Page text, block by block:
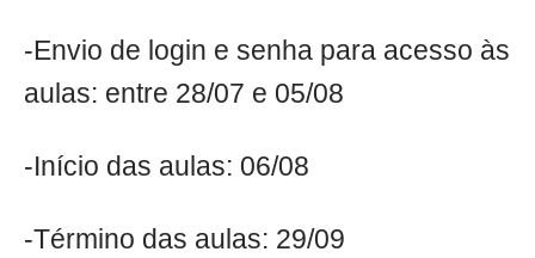
-Envio de login e senha para acesso às
aulas: entre 28/07 e 05/08
-Início das aulas: 06/08
-Término das aulas: 29/09